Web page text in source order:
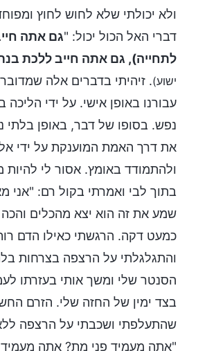
ולא יכולתי שלא לחוש לחוץ
דברי האל הכול יכול: "גם אתה
לתחייה), גם אתה חייב ללכת
ישוע). זיהיתי בדברים אלה
עבורנו באופן אישי. על ידי
נפש. בסופו של דבר, באופן
את דרך האמת המוענקת על ידי
ולהתמודד באומץ. אסור לי
בתוך לבי ואמרתי בקול רם: "אני
שמע את זה הוא יצא מהכלים
כמעט דקה. הרגשתי כאילו הדם
והתגלגלתי על הרצפה בצרחות
הסנטר שלי ומשך אותי בעזרתו
בצד ימין של החזה שלי. הזרם
שהתעלפתי ושכבתי על הרצפה
"אתה מעמיד פני מת? אתה